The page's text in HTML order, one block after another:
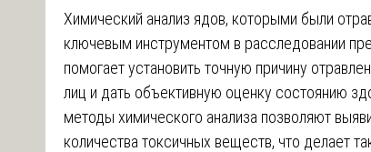
Химический анализ ядов, которыми были
ключевым инструментом в расследовании
помогает установить точную причину
лиц и дать объективную оценку состоянию
методы химического анализа позволяют
количества токсичных веществ, что делает